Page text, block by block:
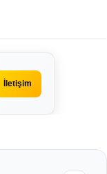
İletişim